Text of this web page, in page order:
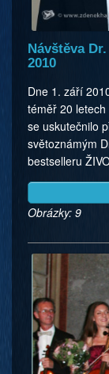
Návštěva
2010
Dne 1. září
téměř 20 letech
se uskutečnilo
světoznámým
bestselleru
Obrázky: 9